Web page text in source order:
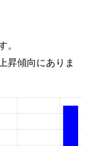
昇傾向にありま